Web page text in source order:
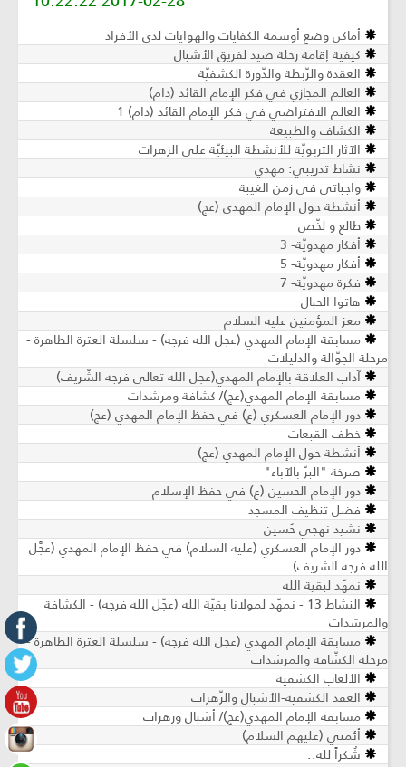
أماكن وضع أوسمة الكفايات والهوايات لدى الأفراد
كيفية إقامة رحلة صيد لفريق الأشبال
العقدة والرّبطة والدّورة الكشفيّة
العالم المجازي في فكر الإمام القائد (دام)
العالم الافتراضي في فكر الإمام القائد (دام) 1
الكشاف والطبيعة
الآثار التربويّة للأنشطة البيئيّة على الزهرات
نشاط تدريبي: مهدي
واجباتي في زمن الغيبة
أنشطة حول الإمام المهدي (عج)
طالع و لخّص
أفكار مهدويّة- 3
أفكار مهدويّة- 5
فكرة مهدويّة- 7
هاتوا الحبال
معز المؤمنين عليه السلام
مسابقة الإمام المهدي (عجل الله فرجه) - سلسلة العترة الطاهرة -
مرحلة الجوّالة والدليلات
آداب العلاقة بالإمام المهدي(عجل الله تعالى فرجه الشّريف)
مسابقة الإمام المهدي(عج)/ كشافة ومرشدات
دور الإمام العسكري (ع) في حفظ الإمام المهدي (عج)
خطف القبعات
أنشطة حول الإمام المهدي (عج)
صرخة "البرّ بالآباء"
دور الإمام الحسين (ع) في حفظ الإسلام
فضل تنظيف المسجد
نشيد نهجي حُسين
دور الإمام العسكري (عليه السلام) في حفظ الإمام المهدي (عجَّل
الله فرجه الشريف)
نمهّد لبقية الله
النشاط 13 - نمهّد لمولانا بقيّة الله (عجّل الله فرجه) - الكشافة
والمرشدات
مسابقة الإمام المهدي (عجل الله فرجه) - سلسلة العترة الطاهرة -
مرحلة الكشّافة والمرشدات
الألعاب الكشفية
العقد الكشفية-الأشبال والزّهرات
مسابقة الإمام المهدي(عج)/ أشبال وزهرات
أئمتي (عليهم السلام)
شُكراً لله..